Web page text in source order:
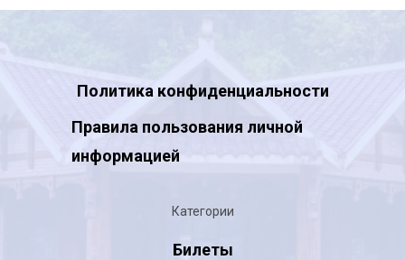
Политика конфиденциальности
Правила пользования личной
информацией
Категории
Билеты